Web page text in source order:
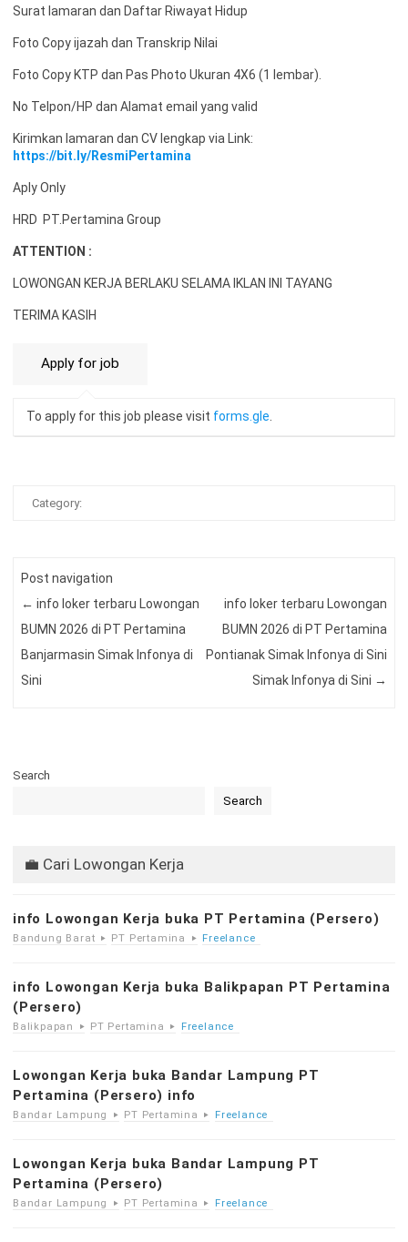
Surat lamaran dan Daftar Riwayat Hidup
Foto Copy ijazah dan Transkrip Nilai
Foto Copy KTP dan Pas Photo Ukuran 4X6 (1 lembar).
No Telpon/HP dan Alamat email yang valid
Kirimkan lamaran dan CV lengkap via Link:
https://bit.ly/ResmiPertamina
Aply Only
HRD PT.Pertamina Group
ATTENTION :
LOWONGAN KERJA BERLAKU SELAMA IKLAN INI TAYANG
TERIMA KASIH
To apply for this job please visit forms.gle.
Category:
Post navigation
← info loker terbaru Lowongan
BUMN 2026 di PT Pertamina
Banjarmasin Simak Infonya di
Sini
info loker terbaru Lowongan
BUMN 2026 di PT Pertamina
Pontianak Simak Infonya di Sini
Simak Infonya di Sini →
Search
Search
💼 Cari Lowongan Kerja
info Lowongan Kerja buka PT Pertamina (Persero)
Bandung Barat PT Pertamina Freelance
info Lowongan Kerja buka Balikpapan PT Pertamina
(Persero)
Balikpapan PT Pertamina Freelance
Lowongan Kerja buka Bandar Lampung PT
Pertamina (Persero) info
Bandar Lampung PT Pertamina Freelance
Lowongan Kerja buka Bandar Lampung PT
Pertamina (Persero)
Bandar Lampung PT Pertamina Freelance